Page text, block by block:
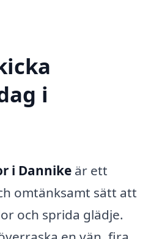
i
i Dannike är ett
omtänksamt sätt att
och sprida glädje.